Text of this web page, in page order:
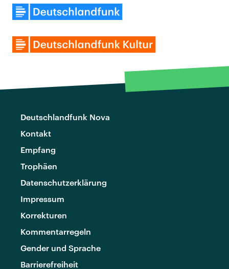
Deutschlandfunk Nova
Kontakt
Empfang
Trophäen
Datenschutzerklärung
Impressum
Korrekturen
Kommentarregeln
Gender und Sprache
Barrierefreiheit